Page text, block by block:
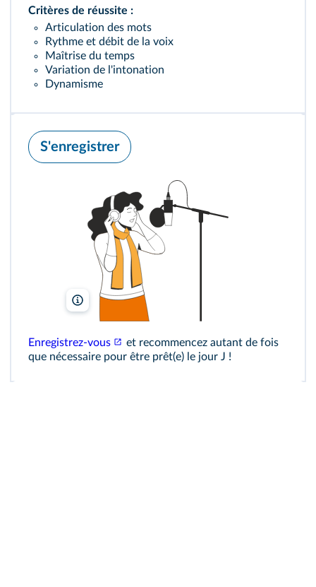
Critères de réussite :
Articulation des mots
Rythme et débit de la voix
Maîtrise du temps
Variation de l'intonation
Dynamisme
S'enregistrer
Freepik
Enregistrez‑vous
et recommencez autant de fois
que nécessaire pour être prêt(e) le jour J !